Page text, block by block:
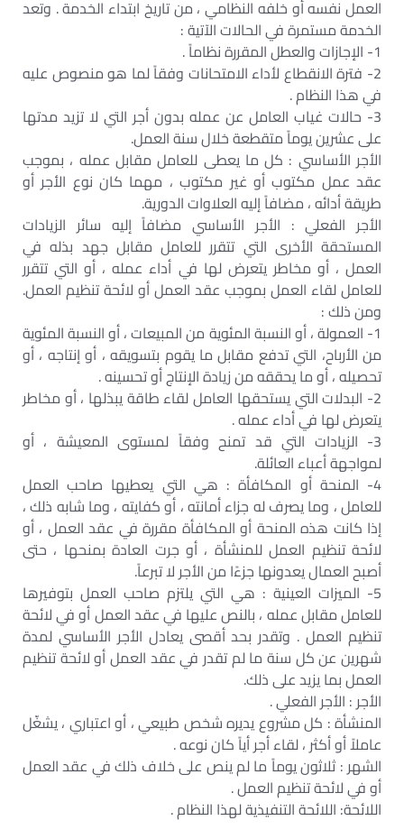
العمل نفسه أو خلفه النظامي ، من تاريخ ابتداء الخدمة . وتعد
الخدمة مستمرة في الحالات الآتية :
1- الإجازات والعطل المقررة نظاماً .
2- فترة الانقطاع لأداء الامتحانات وفقاً لما هو منصوص عليه
في هذا النظام .
3- حالات غياب العامل عن عمله بدون أجر التي لا تزيد مدتها
على عشرين يوماً متقطعة خلال سنة العمل.
الأجر الأساسي : كل ما يعطى للعامل مقابل عمله ، بموجب
عقد عمل مكتوب أو غير مكتوب ، مهما كان نوع الأجر أو
طريقة أدائه ، مضافاً إليه العلاوات الدورية.
الأجر الفعلي : الأجر الأساسي مضافاً إليه سائر الزيادات
المستحقة الأخرى التي تتقرر للعامل مقابل جهد بذله في
العمل ، أو مخاطر يتعرض لها في أداء عمله ، أو التي تتقرر
للعامل لقاء العمل بموجب عقد العمل أو لائحة تنظيم العمل.
ومن ذلك :
1- العمولة ، أو النسبة المئوية من المبيعات ، أو النسبة المئوية
من الأرباح، التي تدفع مقابل ما يقوم بتسويقه ، أو إنتاجه ، أو
تحصيله ، أو ما يحققه من زيادة الإنتاج أو تحسينه .
2- البدلات التي يستحقها العامل لقاء طاقة يبذلها ، أو مخاطر
يتعرض لها في أداء عمله .
3- الزيادات التي قد تمنح وفقاً لمستوى المعيشة ، أو
لمواجهة أعباء العائلة.
4- المنحة أو المكافأة : هي التي يعطيها صاحب العمل
للعامل ، وما يصرف له جزاء أمانته ، أو كفايته ، وما شابه ذلك ،
إذا كانت هذه المنحة أو المكافأة مقررة في عقد العمل ، أو
لائحة تنظيم العمل للمنشأة ، أو جرت العادة بمنحها ، حتى
أصبح العمال يعدونها جزءًا من الأجر لا تبرعاً.
5- الميزات العينية : هي التي يلتزم صاحب العمل بتوفيرها
للعامل مقابل عمله ، بالنص عليها في عقد العمل أو في لائحة
تنظيم العمل . وتقدر بحد أقصى يعادل الأجر الأساسي لمدة
شهرين عن كل سنة ما لم تقدر في عقد العمل أو لائحة تنظيم
العمل بما يزيد على ذلك.
الأجر : الأجر الفعلي .
المنشأة : كل مشروع يديره شخص طبيعي ، أو اعتباري ، يشغّل
عاملاً أو أكثر ، لقاء أجر أياً كان نوعه .
الشهر : ثلاثون يوماً ما لم ينص على خلاف ذلك في عقد العمل
أو في لائحة تنظيم العمل .
اللائحة: اللائحة التنفيذية لهذا النظام .